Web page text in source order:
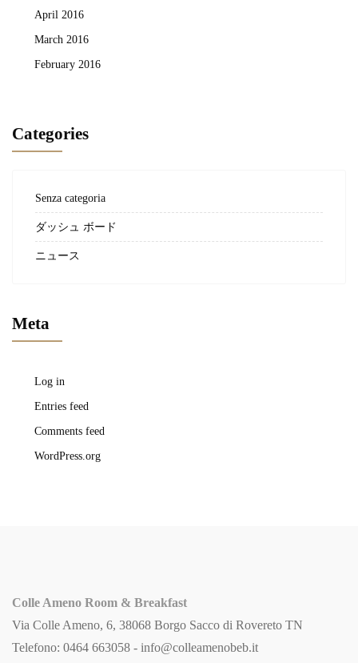
April 2016
March 2016
February 2016
Categories
Senza categoria
ダッシュ ボード
ニュース
Meta
Log in
Entries feed
Comments feed
WordPress.org
Colle Ameno Room & Breakfast
Via Colle Ameno, 6, 38068 Borgo Sacco di Rovereto TN
Telefono: 0464 663058 - info@colleamenobeb.it